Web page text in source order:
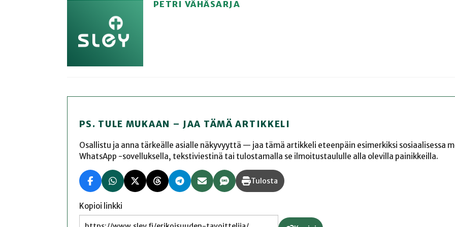
PETRI VÄHÄSARJA
PS. TULE MUKAAN – JAA TÄMÄ ARTIKKELI
Osallistu ja anna tärkeälle asialle näkyvyyttä — jaa tämä artikkeli eteenpäin esimerkiksi sosiaalisessa
WhatsApp -sovelluksella, tekstiviestinä tai tulostamalla se ilmoitustaululle alla olevilla painikkeilla.
Tulosta
Kopioi linkki